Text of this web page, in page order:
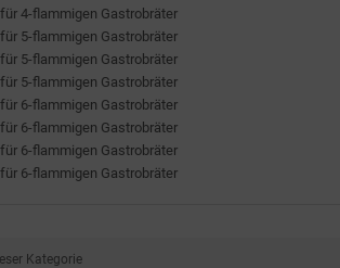
4-flammigen Gastrobräter
5-flammigen Gastrobräter
5-flammigen Gastrobräter
5-flammigen Gastrobräter
6-flammigen Gastrobräter
6-flammigen Gastrobräter
6-flammigen Gastrobräter
6-flammigen Gastrobräter
Kategorie